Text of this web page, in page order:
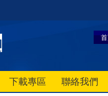
下載專區 聯絡我們